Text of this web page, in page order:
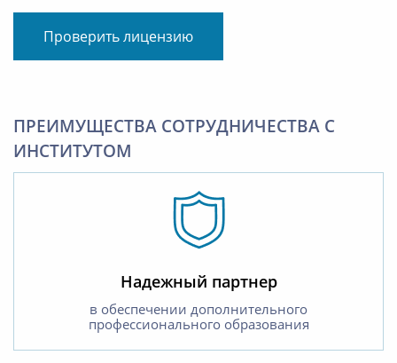
Проверить лицензию
ПРЕИМУЩЕСТВА СОТРУДНИЧЕСТВА С
ИНСТИТУТОМ
Надежный партнер
в обеспечении дополнительного
профессионального образования